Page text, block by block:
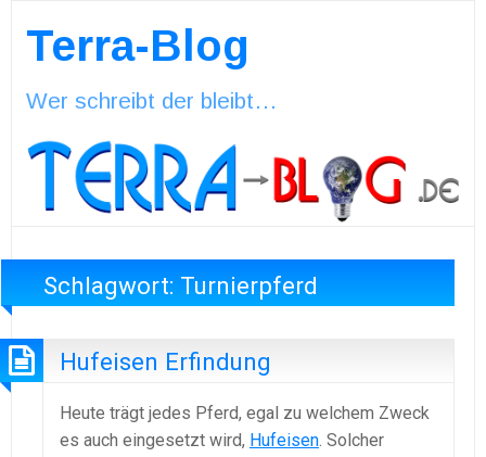
Terra-Blog
Wer schreibt der bleibt…
Schlagwort: Turnierpferd
Hufeisen Erfindung
Heute trägt jedes Pferd, egal zu welchem Zweck
es auch eingesetzt wird, Hufeisen. Solcher